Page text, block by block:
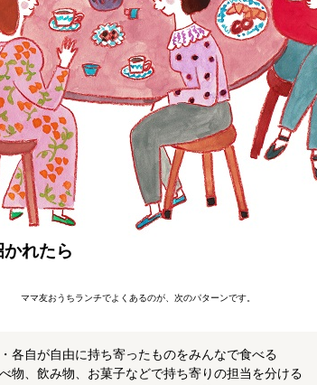
かれたら
ママ友おうちランチでよくあるのが、次のパターンです。
・各自が自由に持ち寄ったものをみんなで食べる
べ物、飲み物、お菓子などで持ち寄りの担当を分ける